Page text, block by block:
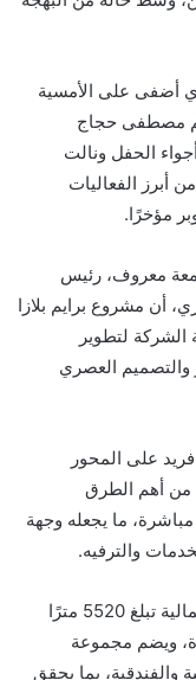
أضفى على الأمسية
مصطفى حجاج
الحفل ونالت
أبرز الفعاليات
مؤخرًا.
جمعة معروف، رئيس
أن مشروع برايم بلازا
الشركة لتطوير
والتصميم العصري
على المحور
من أهم الطرق
ما يجعله وجهة
والترفيه.
وأشار إلى أن المشروع يقام على مساحة إجمالية تبلغ 5520 مترًا
و6 أدوار متكررة، ويضم مجموعة
والفندقية، بما يحقق